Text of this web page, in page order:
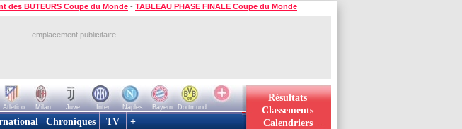
des BUTEURS Coupe du Monde - TABLEAU PHASE FINALE Coupe du Monde
emplacement publicitaire
Atletico Milan Juve Inter Naples Bayern
Dortmund
Résultats
Classements
Calendriers
Chroniques TV +